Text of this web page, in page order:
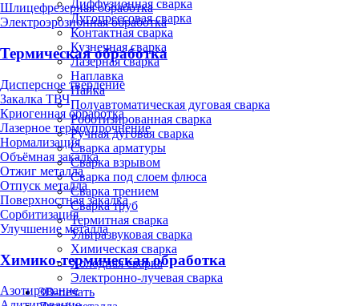
Шлицефрезерная обработка
Электроэрозионная обработка
Термическая обработка
Дисперсное твердение
Закалка ТВЧ
Криогенная обработка
Лазерное термоупрочнение
Нормализация
Объёмная закалка
Отжиг металла
Отпуск металла
Поверхностная закалка
Сорбитизация
Улучшение металла
Химико-термическая обработка
Азотирование
Диффузионная сварка
Дугопрессовая сварка
Контактная сварка
Кузнечная сварка
Лазерная сварка
Наплавка
Пайка
Полуавтоматическая дуговая сварка
Роботизированная сварка
Ручная дуговая сварка
Сварка арматуры
Сварка взрывом
Сварка под слоем флюса
Сварка трением
Сварка труб
Термитная сварка
Ультразвуковая сварка
Химическая сварка
Холодная сварка
Электронно-лучевая сварка
3D-печать